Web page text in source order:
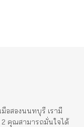
อสองนนทบุรี เรามี
คุณสามารถมั่นใจได้